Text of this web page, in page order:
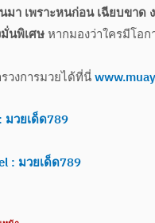
มา เพราะหนก่อน เฉียบขา
นพิเศษหากมองว่าใครมีโอก
วงการมวยได้ที่นี่
มวยเด็ด789
: มวยเด็ด789